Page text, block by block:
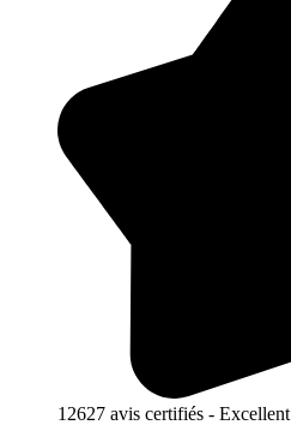
12627 avis certifiés - Excellent